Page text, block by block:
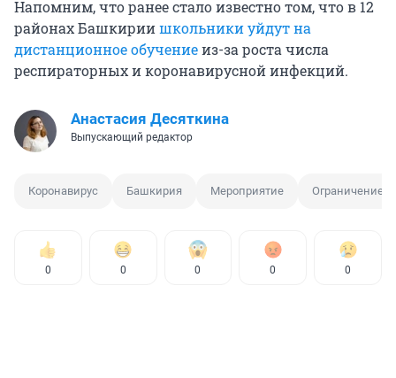
Напомним, что ранее стало известно том, что в 12
районах Башкириишкольники уйдут на
дистанционное обучениеиз-за роста числа
респираторных и коронавирусной инфекций.
Анастасия Десяткина
Выпускающий редактор
Коронавирус Башкирия Мероприятие Ограничение
0 0 0 0 0